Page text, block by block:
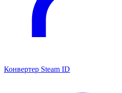
Конвертер Steam ID